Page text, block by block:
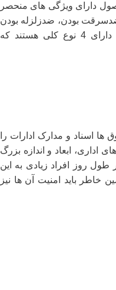
دارای ویژگی های منحصر
بودن، ضدزلزله بودن
و… می باشد. این نوع از گاوصندوق دارای 4 نوع کلی هستند که
ها اسناد و مدارک ادارات را
اداری، ابعاد و اندازه بزرگ
طول روز افراد زیادی به این
خاطر باید امنیت آن ها نیز